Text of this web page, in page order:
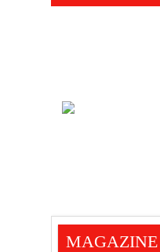
MAGAZINE